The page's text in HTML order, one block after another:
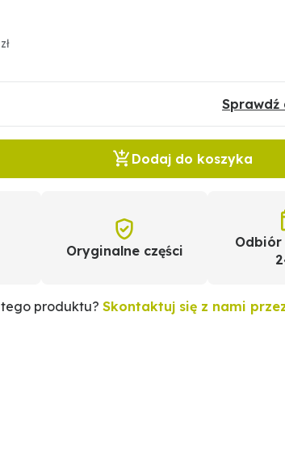
Sprawdź
Dodaj do koszyka
Oryginalne części
produktu? Skontaktuj się z nami